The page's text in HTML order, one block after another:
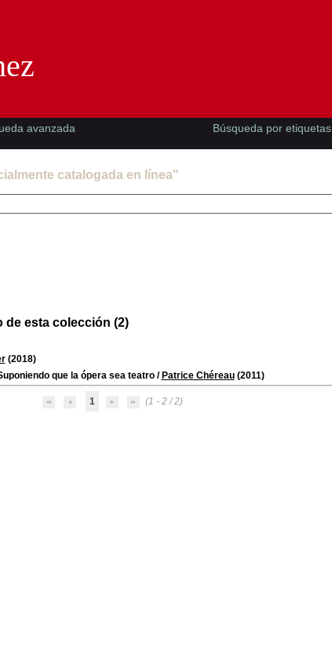
catalogada en línea"
esta colección (2)
(2018)
que la ópera sea teatro/ Patrice Chéreau(2011)
1 (1 - 2 / 2)
avanzada Búsqueda por etiquetas